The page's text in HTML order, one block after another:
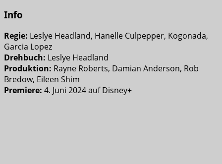
Info
Regie: Leslye Headland, Hanelle Culpepper, Kogonada,
Garcia Lopez
Drehbuch: Leslye Headland
Produktion: Rayne Roberts, Damian Anderson, Rob
Bredow, Eileen Shim
Premiere: 4. Juni 2024 auf Disney+